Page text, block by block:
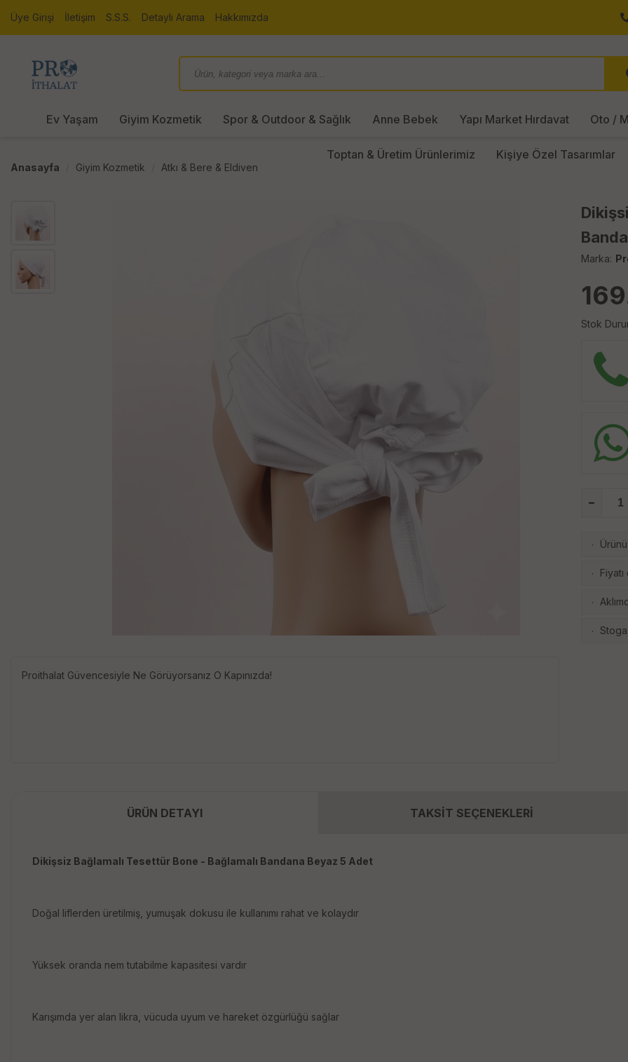
Üye Girişi İletişim S.S.S. Detaylı Arama Hakkımızda
Ev Yaşam Giyim Kozmetik Spor & Outdoor & Sağlık Anne Bebek Yapı Market Hırdavat Oto /
Toptan & Üretim Ürünlerimiz Kişiye Özel Tasarımlar
Anasayfa Giyim Kozmetik Atkı & Bere & Eldiven
Proithalat Güvencesiyle Ne Görüyorsanız O Kapınızda!
Marka:
Stok
·
·
·
·
ÜRÜN DETAYI TAKSİT SEÇENEKLERİ
Dikişsiz Bağlamalı Tesettür Bone - Bağlamalı Bandana Beyaz 5 Adet
Doğal liflerden üretilmiş, yumuşak dokusu ile kullanımı rahat ve kolaydır
Yüksek oranda nem tutabilme kapasitesi vardır
Karışımda yer alan likra, vücuda uyum ve hareket özgürlüğü sağlar